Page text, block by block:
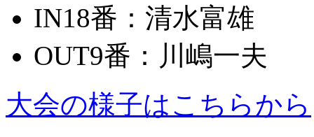
IN18番： 清水富雄
OUT9番： 川嶋一夫
大会の様子はこちらから